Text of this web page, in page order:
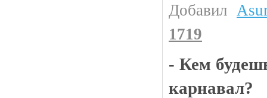
Добавил
1719
- Кем
карнавал?